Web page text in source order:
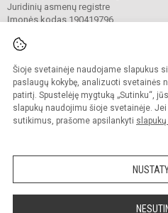
Šioje svetainėje naudojame slapukus
paslaugų kokybę, analizuoti svetainės
patirtį. Spustelėję mygtuką „Sutinku“,
slapukų naudojimu šioje svetainėje.
sutikimus, prašome apsilankyti
Juridinių asmenų registre
Įmonės kodas 190419796
© 2026. Panevėžio Juozo Balčikonio
Kopijuoti turinį be raštiško
Prieinamumo paraiška
Sumanus būdas atnaujinti